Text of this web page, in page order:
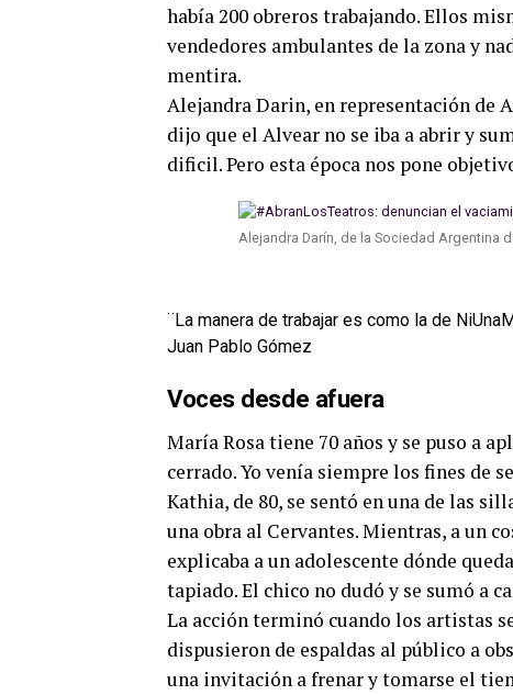
había 200 obreros trabajando. Ellos
vendedores ambulantes de la zona y
mentira.
Alejandra Darin, en representación de
dijo que el Alvear no se iba a abrir y
dificil. Pero esta época nos pone
Alejandra Darín, de la Sociedad Argentina
¨La manera de trabajar es como la de
Juan Pablo Gómez
Voces desde afuera
María Rosa tiene 70 años y se puso a
cerrado. Yo venía siempre los fines de
Kathia, de 80, se sentó en una de las
una obra al Cervantes. Mientras, a un
explicaba a un adolescente dónde
tapiado. El chico no dudó y se sumó a
La acción terminó cuando los artistas
dispusieron de espaldas al público a
una invitación a frenar y tomarse el